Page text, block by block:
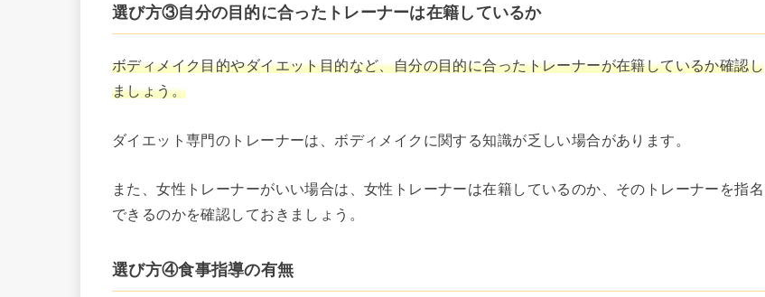
選び方③自分の目的に合ったトレーナーは在籍しているか
ボディメイク目的やダイエット目的など、自分の目的に合ったトレーナーが在籍しているか確認し
ましょう。
ダイエット専門のトレーナーは、ボディメイクに関する知識が乏しい場合があります。
また、女性トレーナーがいい場合は、女性トレーナーは在籍しているのか、そのトレーナーを指名
できるのかを確認しておきましょう。
選び方④食事指導の有無